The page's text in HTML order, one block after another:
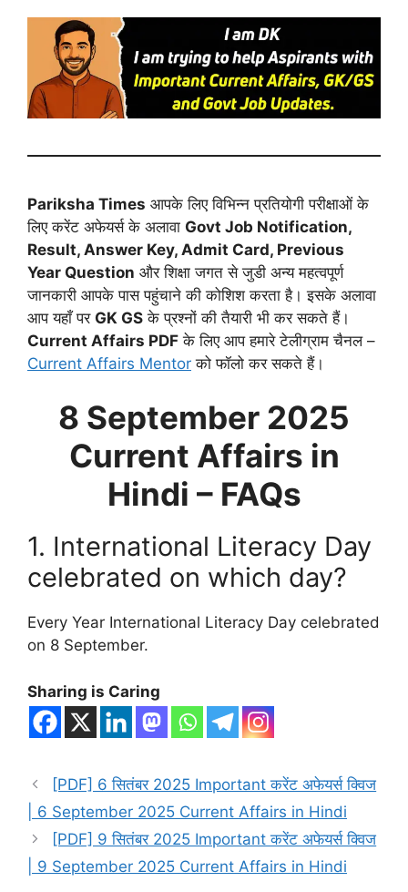
Pariksha Times आपके लिए विभिन्न प्रतियोगी परीक्षाओं के
लिए करेंट अफेयर्स के अलावा Govt Job Notification,
Result, Answer Key, Admit Card, Previous
Year Question और शिक्षा जगत से जुडी अन्य महत्वपूर्ण
जानकारी आपके पास पहुंचाने की कोशिश करता है। इसके अलावा
आप यहाँ पर GK GS के प्रश्नों की तैयारी भी कर सकते हैं।
Current Affairs PDF के लिए आप हमारे टेलीग्राम चैनल –
Current Affairs Mentor को फॉलो कर सकते हैं।
8 September 2025
Current Affairs in
Hindi – FAQs
1. International Literacy Day
celebrated on which day?
Every Year International Literacy Day celebrated
on 8 September.
Sharing is Caring
[PDF] 6 सितंबर 2025 Important करेंट अफेयर्स क्विज
| 6 September 2025 Current Affairs in Hindi
[PDF] 9 सितंबर 2025 Important करेंट अफेयर्स क्विज
| 9 September 2025 Current Affairs in Hindi